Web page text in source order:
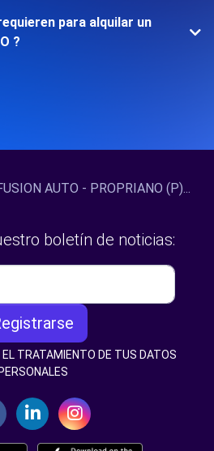
para alquilar un
?
AUTO - PROPRIANO (P)...
boletín de noticias:
EL TRATAMIENTO DE TUS DATOS
PERSONALES